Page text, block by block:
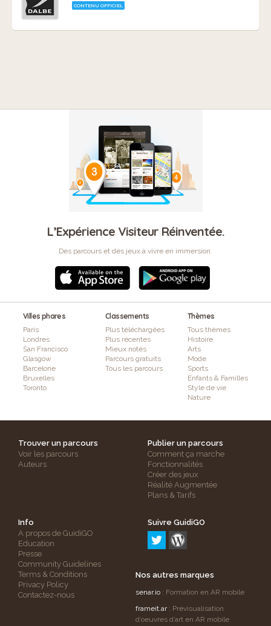
CONTENU OFFICIEL
L’Expérience Visiteur Réinventée.
Des parcours et des jeux à vivre en immersion.
Villes phares
Paris
Londres
San Francisco
Glasgow
Barcelone
Bruxelles
Toronto
Classements
Plus téléchargées
Plus récentes
Mieux notés
Parcours gratuits
Tous les parcours
Thèmes
Tous thèmes
Histoire
Arts
Mode
Sports
Enfants & Familles
Style de vie
Nature
Trouver un parcours
Voir les parcours
Auteurs
Publier un parcours
Comment ça marche
Fonctionnalités
Créer des jeux
Réalité Augmentée
Plans & Tarifs
Info
A propos de GuidiGO
Education
Presse
Community Guidelines
Terms & Conditions
Privacy Policy
Contactez-nous
Suivre GuidiGO
Nos autres marques
senar.io : Formation en AR mobile
frameit.ar: Prévisualisation
d’oeuvres d’art en AR mobile